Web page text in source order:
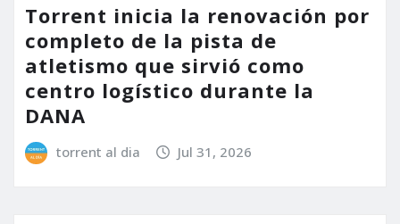
Torrent inicia la renovación por
completo de la pista de
atletismo que sirvió como
centro logístico durante la
DANA
torrent al dia Jul 31, 2026